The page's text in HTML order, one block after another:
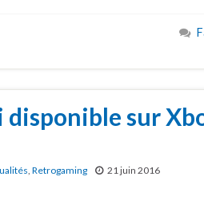
disponible sur
Retrogaming 21 juin 2016